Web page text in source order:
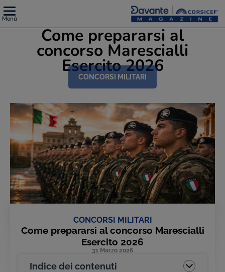
Menú
Come prepararsi al
concorso Marescialli
Esercito 2026
CONCORSI MILITARI
CONCORSI MILITARI
Come prepararsi al concorso Marescialli
Esercito 2026
31 Marzo 2026
Indice dei contenuti